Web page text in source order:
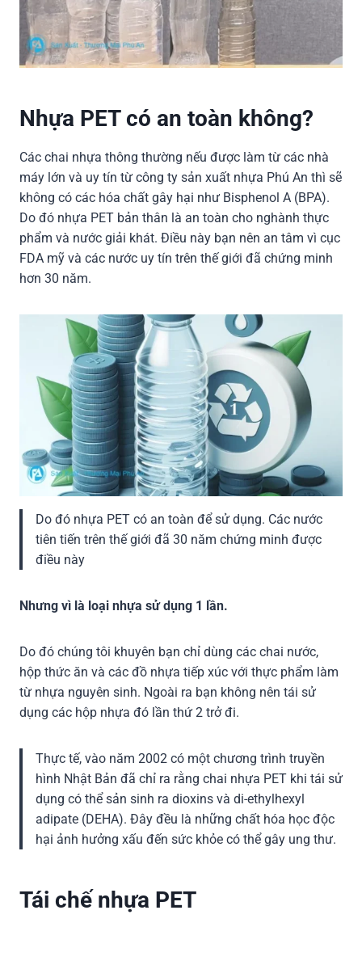
Nhựa PET có an toàn không?
Các chai nhựa thông thường nếu được làm từ các nhà
máy lớn và uy tín từ công ty sản xuất nhựa Phú An thì sẽ
không có các hóa chất gây hại như Bisphenol A (BPA).
Do đó nhựa PET bản thân là an toàn cho nghành thực
phẩm và nước giải khát. Điều này bạn nên an tâm vì cục
FDA mỹ và các nước uy tín trên thế giới đã chứng minh
hơn 30 năm.
Do đó nhựa PET có an toàn để sử dụng. Các nước
tiên tiến trên thế giới đã 30 năm chứng minh được
điều này
Nhưng vì là loại nhựa sử dụng 1 lần.
Do đó chúng tôi khuyên bạn chỉ dùng các chai nước,
hộp thức ăn và các đồ nhựa tiếp xúc với thực phẩm làm
từ nhựa nguyên sinh. Ngoài ra bạn không nên tái sử
dụng các hộp nhựa đó lần thứ 2 trở đi.
Thực tế, vào năm 2002 có một chương trình truyền
hình Nhật Bản đã chỉ ra rằng chai nhựa PET khi tái sử
dụng có thể sản sinh ra dioxins và di-ethylhexyl
adipate (DEHA). Đây đều là những chất hóa học độc
hại ảnh hưởng xấu đến sức khỏe có thể gây ung thư.
Tái chế nhựa PET